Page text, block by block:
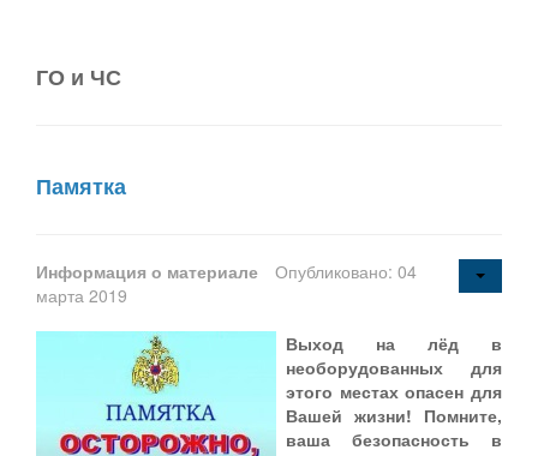
ГО и ЧС
Памятка
Информация о материале
Опубликовано: 04
марта 2019
Выход на лёд в
необорудованных для
этого местах опасен для
Вашей жизни! Помните,
ваша безопасность в